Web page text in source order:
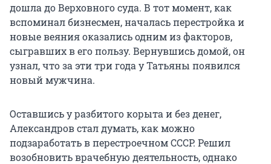
дошла до Верховного суда. В тот момент, как
вспоминал бизнесмен, началась перестройка и
новые веяния оказались одним из факторов,
сыгравших в его пользу. Вернувшись домой, он
узнал, что за эти три года у Татьяны появился
новый мужчина.
Оставшись у разбитого корыта и без денег,
Александров стал думать, как можно
подзаработать в перестроечном СССР. Решил
возобновить врачебную деятельность, однако